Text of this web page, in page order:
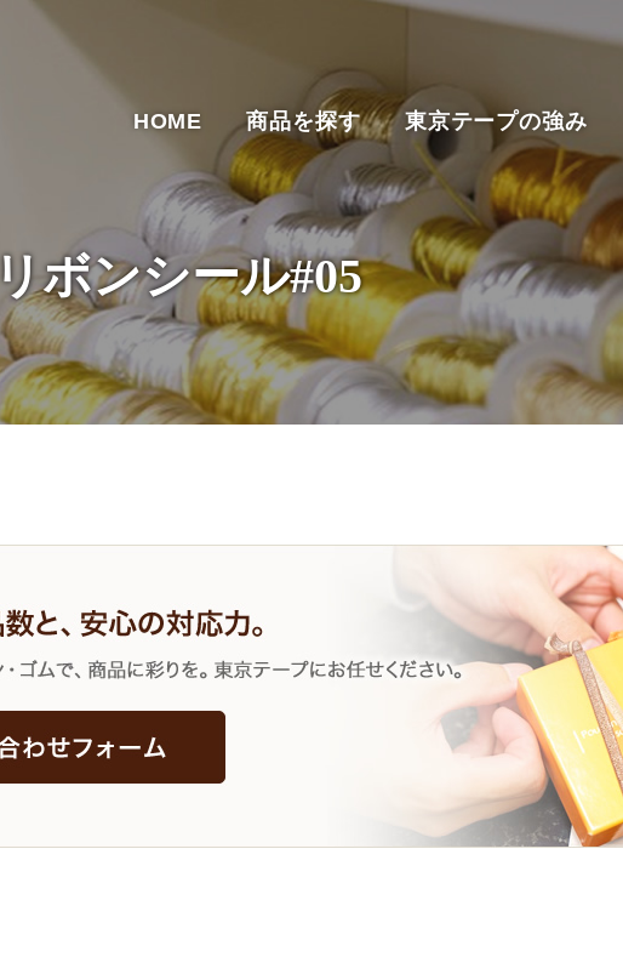
HOME 商品を探す 東京テープの強み
リボンシール#05